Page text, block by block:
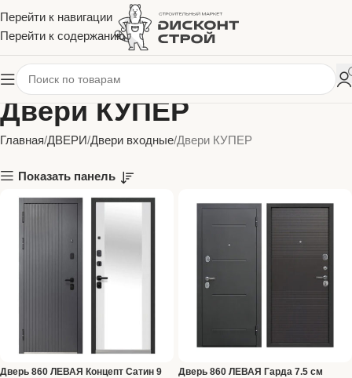
Перейти к навигации
Перейти к содержанию
Двери КУПЕР
Главная ДВЕРИ Двери входные Двери КУПЕР
Показать панель
Дверь 860 ЛЕВАЯ Концепт Сатин 9
Дверь 860 ЛЕВАЯ Гарда 7.5 см